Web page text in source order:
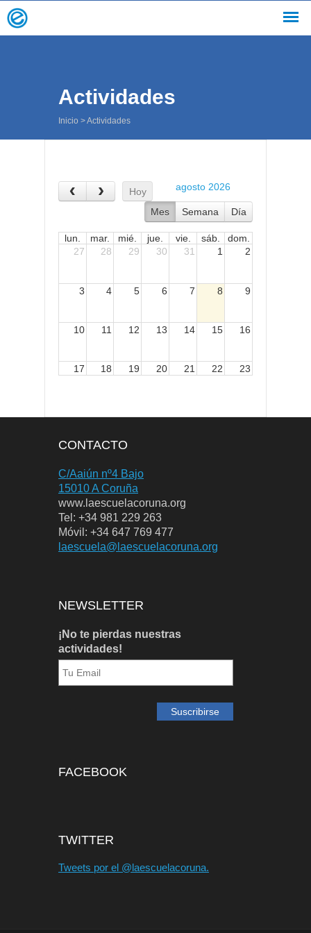
Actividades
Inicio >Actividades
Hoy
Mes
Semana Día
agosto 2026
lun. mar. mié. jue. vie. sáb.
dom.
27
28 29 30 31 1 2
3 4 5 6 7 8 9
10 11 12 13 14 15 16
17 18 19 20 21 22 23
31 1
CONTACTO
C/Aaiún nº4 Bajo
15010 A Coruña
www.laescuelacoruna.org
Tel: +34 981 229 263
Móvil: +34 647 769 477
laescuela@laescuelacoruna.org
NEWSLETTER
¡No te pierdas nuestras
actividades!
FACEBOOK
TWITTER
Tweets por el @laescuelacoruna.